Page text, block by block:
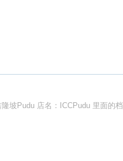
坡Pudu 店名：ICCPudu 里面的